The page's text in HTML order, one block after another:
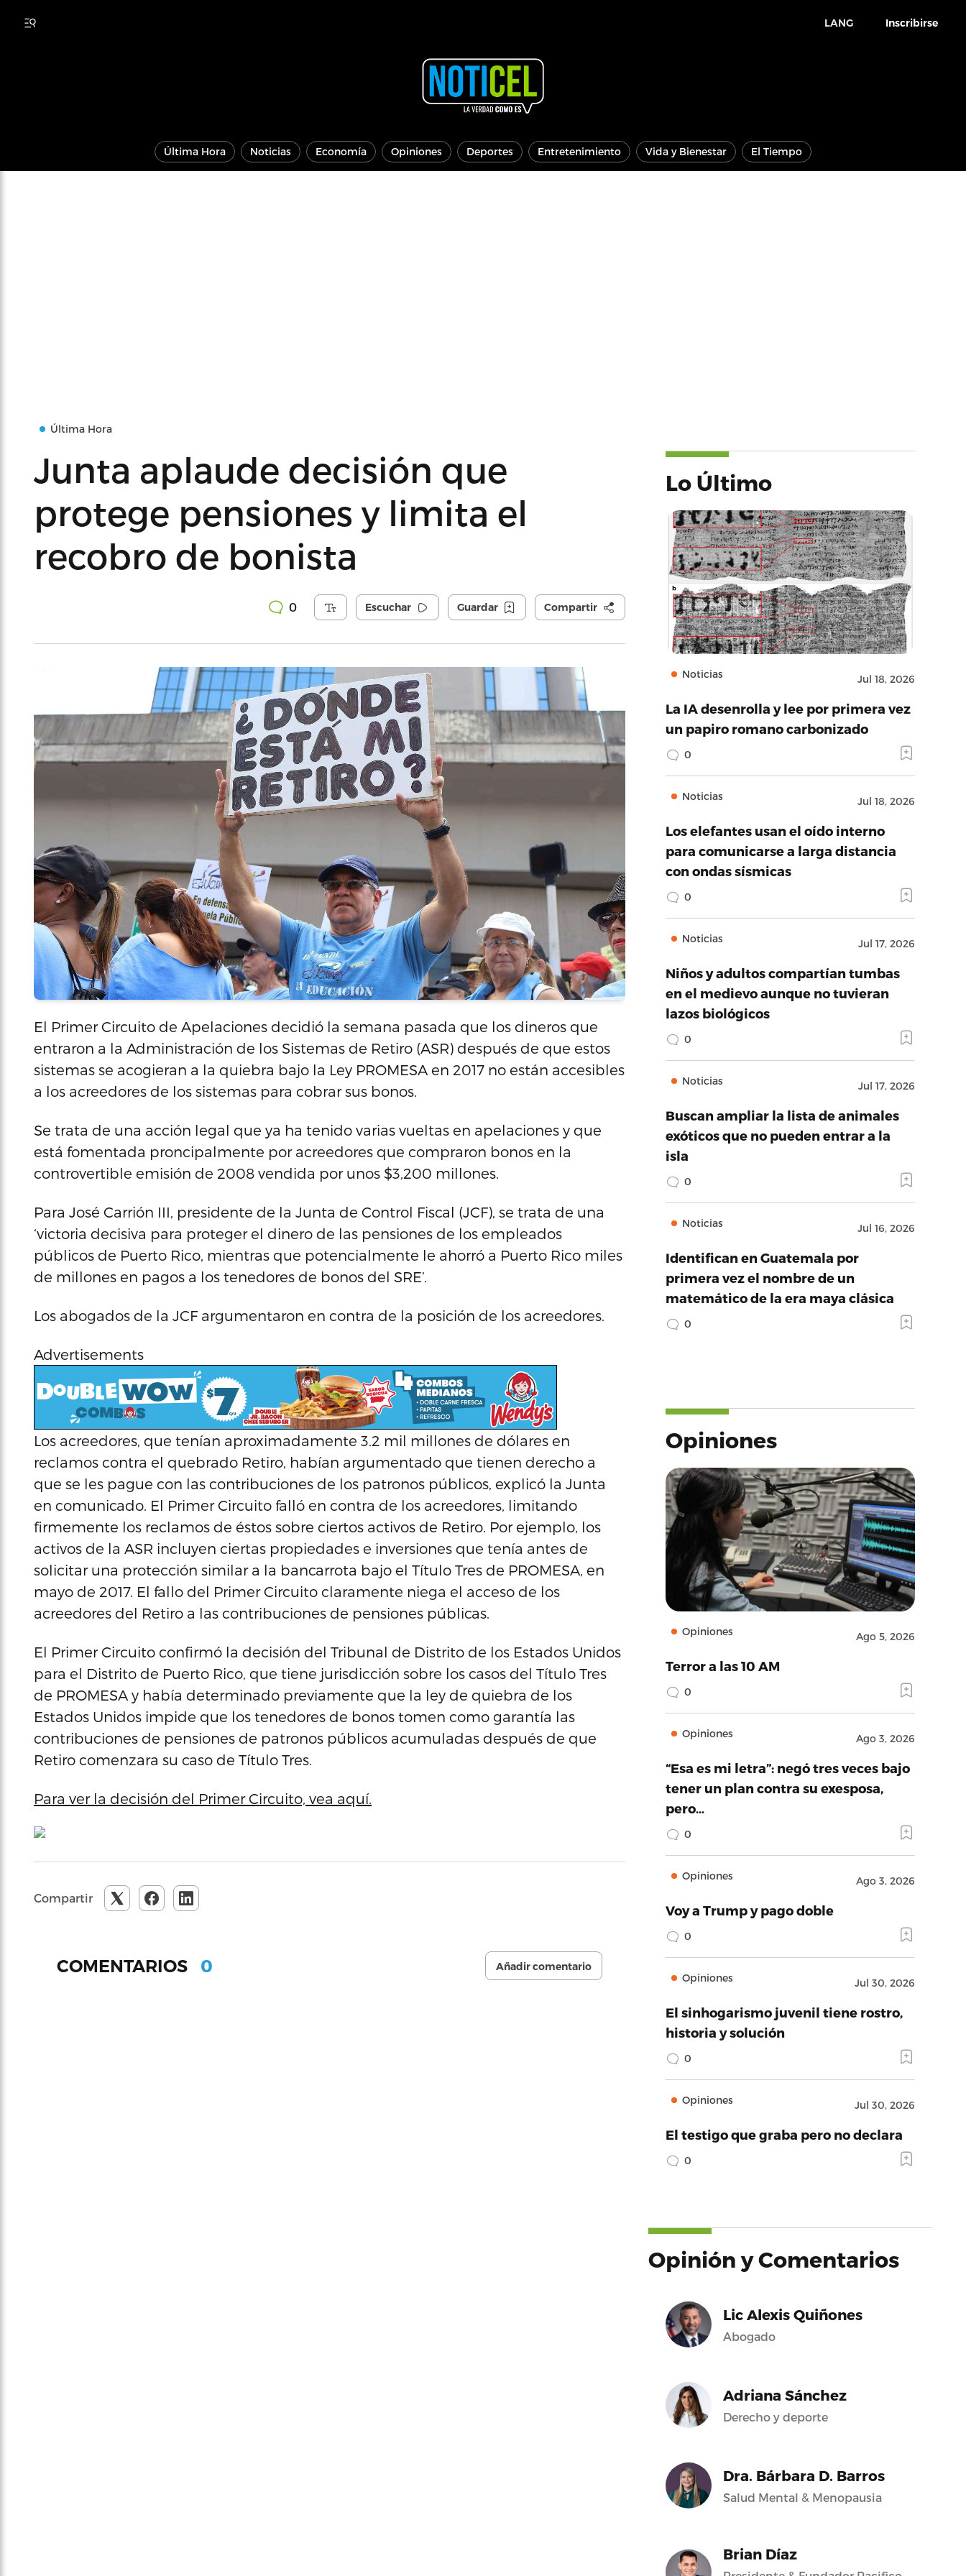
LANG Inscribirse
Última Hora Noticias Economía Opiniones Deportes Entretenimiento Vida y Bienestar El Tiempo
Última Hora
Junta aplaude decisión que
protege pensiones y limita el
recobro de bonista
0 Escuchar Guardar Compartir
El Primer Circuito de Apelaciones decidió la semana pasada que los dineros que
entraron a la Administración de los Sistemas de Retiro (ASR) después de que estos
sistemas se acogieran a la quiebra bajo la Ley PROMESA en 2017 no están accesibles
a los acreedores de los sistemas para cobrar sus bonos.
Se trata de una acción legal que ya ha tenido varias vueltas en apelaciones y que
está fomentada proncipalmente por acreedores que compraron bonos en la
controvertible emisión de 2008 vendida por unos $3,200 millones.
Para José Carrión III, presidente de la Junta de Control Fiscal (JCF), se trata de una
‘victoria decisiva para proteger el dinero de las pensiones de los empleados
públicos de Puerto Rico, mientras que potencialmente le ahorró a Puerto Rico miles
de millones en pagos a los tenedores de bonos del SRE’.
Los abogados de la JCF argumentaron en contra de la posición de los acreedores.
Advertisements
Los acreedores, que tenían aproximadamente 3.2 mil millones de dólares en
reclamos contra el quebrado Retiro, habían argumentado que tienen derecho a
que se les pague con las contribuciones de los patronos públicos, explicó la Junta
en comunicado. El Primer Circuito falló en contra de los acreedores, limitando
firmemente los reclamos de éstos sobre ciertos activos de Retiro. Por ejemplo, los
activos de la ASR incluyen ciertas propiedades e inversiones que tenía antes de
solicitar una protección similar a la bancarrota bajo el Título Tres de PROMESA, en
mayo de 2017. El fallo del Primer Circuito claramente niega el acceso de los
acreedores del Retiro a las contribuciones de pensiones públicas.
El Primer Circuito confirmó la decisión del Tribunal de Distrito de los Estados Unidos
para el Distrito de Puerto Rico, que tiene jurisdicción sobre los casos del Título Tres
de PROMESA y había determinado previamente que la ley de quiebra de los
Estados Unidos impide que los tenedores de bonos tomen como garantía las
contribuciones de pensiones de patronos públicos acumuladas después de que
Retiro comenzara su caso de Título Tres.
Para ver la decisión del Primer Circuito, vea aquí.
Compartir
COMENTARIOS 0 Añadir comentario
Lo Último
Noticias Jul 18, 2026
La IA desenrolla y lee por primera vez
un papiro romano carbonizado
0
Noticias Jul 18, 2026
Los elefantes usan el oído interno
para comunicarse a larga distancia
con ondas sísmicas
0
Noticias Jul 17, 2026
Niños y adultos compartían tumbas
en el medievo aunque no tuvieran
lazos biológicos
0
Noticias Jul 17, 2026
Buscan ampliar la lista de animales
exóticos que no pueden entrar a la
isla
0
Noticias Jul 16, 2026
Identifican en Guatemala por
primera vez el nombre de un
matemático de la era maya clásica
0
Opiniones
Opiniones Ago 5, 2026
Terror a las 10 AM
0
Opiniones Ago 3, 2026
“Esa es mi letra”: negó tres veces bajo
tener un plan contra su exesposa,
pero…
0
Opiniones Ago 3, 2026
Voy a Trump y pago doble
0
Opiniones Jul 30, 2026
El sinhogarismo juvenil tiene rostro,
historia y solución
0
Opiniones Jul 30, 2026
El testigo que graba pero no declara
0
Opinión y Comentarios
Lic Alexis Quiñones
Abogado
Adriana Sánchez
Derecho y deporte
Dra. Bárbara D. Barros
Salud Mental & Menopausia
Brian Díaz